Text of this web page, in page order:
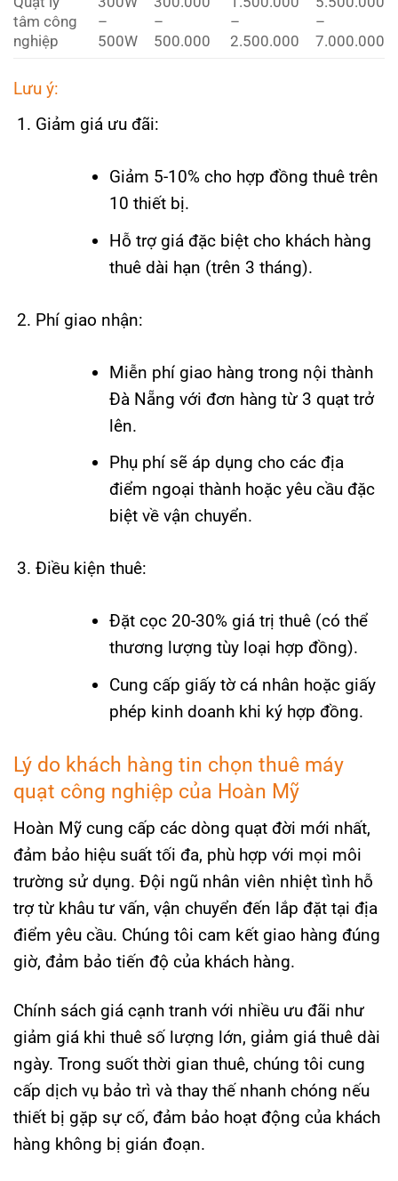
tâm công
nghiệp
–
500W
–
500.000
–
2.500.000
–
7.000.000
Lưu ý:
Giảm giá ưu đãi:
Giảm 5-10% cho hợp đồng thuê trên
10 thiết bị.
Hỗ trợ giá đặc biệt cho khách hàng
thuê dài hạn (trên 3 tháng).
Phí giao nhận:
Miễn phí giao hàng trong nội thành
Đà Nẵng với đơn hàng từ 3 quạt trở
lên.
Phụ phí sẽ áp dụng cho các địa
điểm ngoại thành hoặc yêu cầu đặc
biệt về vận chuyển.
Điều kiện thuê:
Đặt cọc 20-30% giá trị thuê (có thể
thương lượng tùy loại hợp đồng).
Cung cấp giấy tờ cá nhân hoặc giấy
phép kinh doanh khi ký hợp đồng.
Lý do khách hàng tin chọn thuê máy
quạt công nghiệp của Hoàn Mỹ
Hoàn Mỹ cung cấp các dòng quạt đời mới nhất,
đảm bảo hiệu suất tối đa, phù hợp với mọi môi
trường sử dụng. Đội ngũ nhân viên nhiệt tình hỗ
trợ từ khâu tư vấn, vận chuyển đến lắp đặt tại địa
điểm yêu cầu. Chúng tôi cam kết giao hàng đúng
giờ, đảm bảo tiến độ của khách hàng.
Chính sách giá cạnh tranh với nhiều ưu đãi như
giảm giá khi thuê số lượng lớn, giảm giá thuê dài
ngày. Trong suốt thời gian thuê, chúng tôi cung
cấp dịch vụ bảo trì và thay thế nhanh chóng nếu
thiết bị gặp sự cố, đảm bảo hoạt động của khách
hàng không bị gián đoạn.